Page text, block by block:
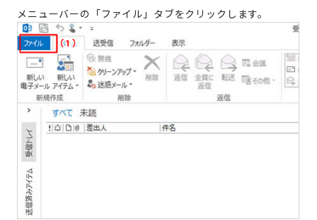
メニューバーの「ファイル」タブをクリックします。